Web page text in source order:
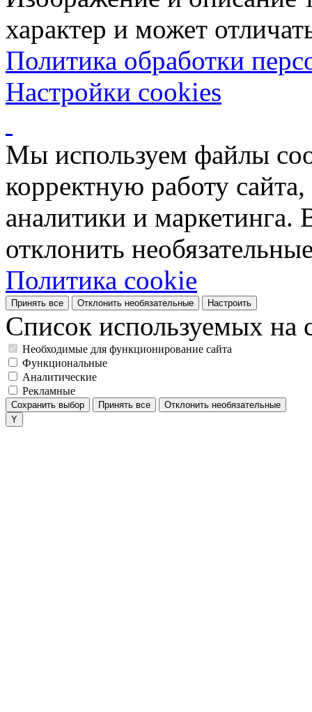
характер и может
Политика обработки
Настройки cookies
Мы используем файлы
корректную работу
аналитики и
отклонить
Политика cookie
Принять все Отклонить необязательные Настроить
Список используемых на
Необходимые для функционирование сайта
Функциональные
Аналитические
Рекламные
Сохранить выбор Принять все Отклонить необязательные